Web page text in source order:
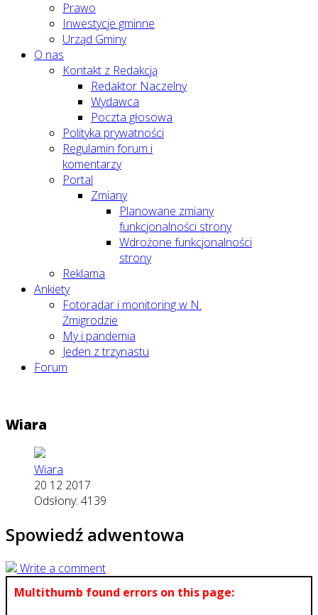
Prawo
Inwestycje gminne
Urząd Gminy
O nas
Kontakt z Redakcją
Redaktor Naczelny
Wydawca
Poczta głosowa
Polityka prywatności
Regulamin forum i
komentarzy
Portal
Zmiany
Planowane zmiany
funkcjonalności strony
Wdrożone funkcjonalności
strony
Reklama
Ankiety
Fotoradar i monitoring w N.
Żmigrodzie
My i pandemia
Jeden z trzynastu
Forum
Wiara
Wiara
20 12 2017
Odsłony: 4139
Spowiedź adwentowa
Write a comment
Multithumb found errors on this page: